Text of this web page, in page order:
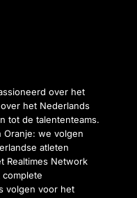
over het
het Nederlands
tot de talententeams.
Oranje: we volgen
atleten
Realtimes Network
volgen voor het